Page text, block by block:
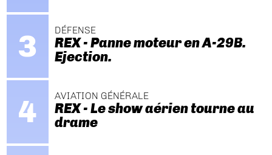
DÉFENSE
REX - Panne moteur en A-29B.
Ejection.
AVIATION GÉNÉRALE
REX - Le show aérien tourne au
drame